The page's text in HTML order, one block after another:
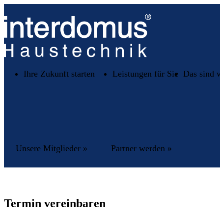
Ihre Zukunft starten Leistungen für Sie Das sind
Unsere Mitglieder » Partner werden »
Termin vereinbaren